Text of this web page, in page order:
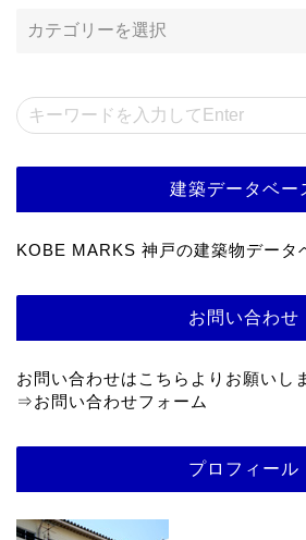
建築データベー
KOBE MARKS 神戸の建築物データ
お問い合わせ
お問い合わせはこちらよりお願いし
⇒お問い合わせフォーム
プロフィール